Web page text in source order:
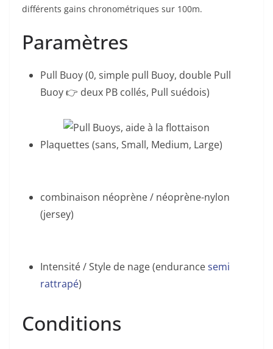
différents gains chronométriques sur 100m.
Paramètres
Pull Buoy (0, simple pull Buoy, double Pull
Buoy 👉 deux PB collés, Pull suédois)
Plaquettes (sans, Small, Medium, Large)
combinaison néoprène / néoprène-nylon
(jersey)
Intensité / Style de nage (endurancesemi
rattrapé)
Conditions